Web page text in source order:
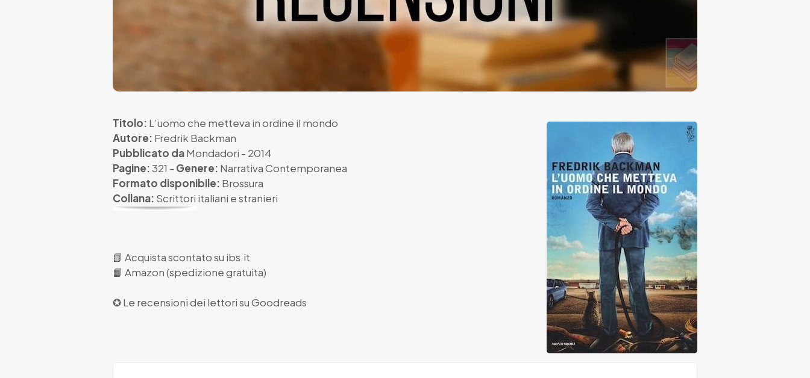
Titolo: L’uomo che metteva in ordine il mondo
Autore: Fredrik Backman
Pubblicato daMondadori - 2014
Pagine:321 - Genere: Narrativa Contemporanea
Formato disponibile: Brossura
Collana: Scrittori italiani e stranieri
📗 Acquista scontato su ibs.it
📙 Amazon (spedizione gratuita)
✪ Le recensioni dei lettori suGoodreads